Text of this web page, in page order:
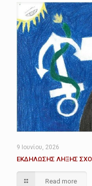
9 Ιουνίου, 2026
ΕΚΔΗΛΩΣΗΣ ΛΗΞΗΣ
Read more